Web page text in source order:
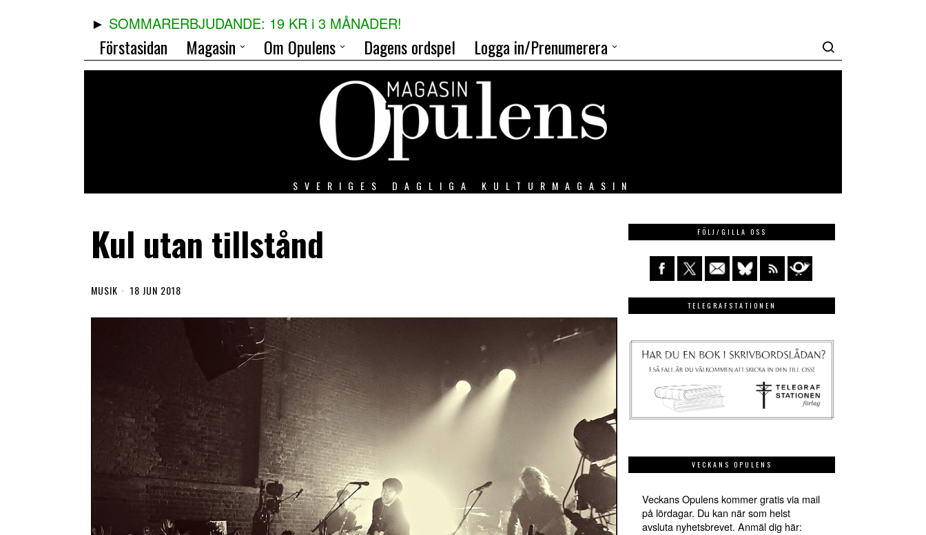
SOMMARERBJUDANDE: 19 KR i 3 MÅNADER!
Förstasidan Magasin Om Opulens Dagens ordspel Logga in/Prenumerera
SVERIGES DAGLIGA KULTURMAGASIN
Kul utan tillstånd
MUSIK 18 JUN 2018
FÖLJ/GILLA OSS
TELEGRAFSTATIONEN
VECKANS OPULENS
Veckans Opulens kommer gratis via mail
på lördagar. Du kan när som helst
avsluta nyhetsbrevet. Anmäl dig här: